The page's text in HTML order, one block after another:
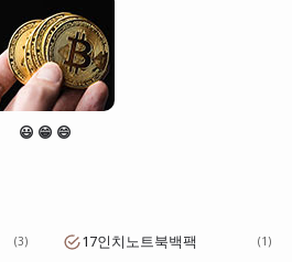
😃 😁 😄
3 17인치노트북백팩 1